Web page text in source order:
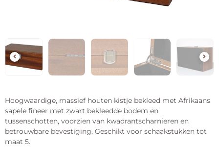
Hoogwaardige, massief houten kistje bekleed met Afrikaans
sapele fineer met zwart bekleedde bodem en
tussenschotten, voorzien van kwadrantscharnieren en
betrouwbare bevestiging. Geschikt voor schaakstukken tot
maat 5.